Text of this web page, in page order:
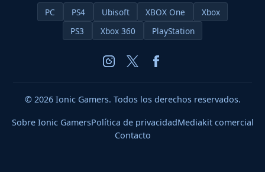
PC PS4 Ubisoft XBOX One
Xbox
PS3
Xbox 360 PlayStation
© 2026 Ionic Gamers. Todos los derechos reservados.
Sobre Ionic GamersPolítica de privacidadMediakit comercial
Contacto